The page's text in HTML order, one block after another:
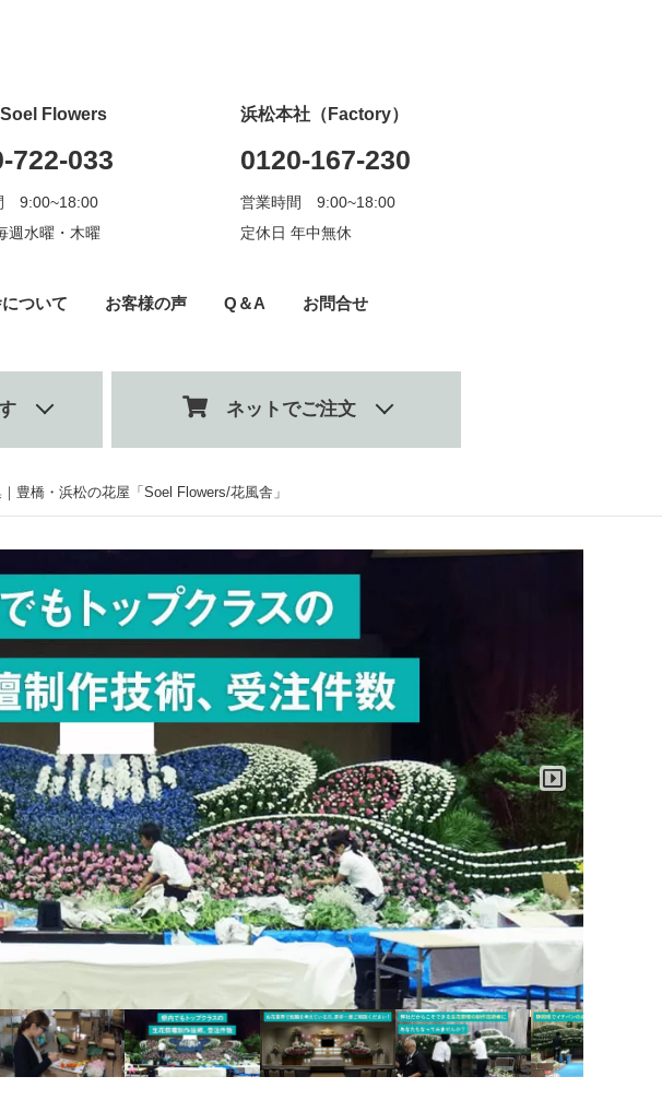
Flowers
722-033
9:00~18:00
週水曜・木曜
浜松本社（Factory）
0120-167-230
営業時間 9:00~18:00
定休日 年中無休
ついて お客様の声 Q＆A お問合せ
ネットでご注文
豊橋・浜松の花屋「Soel Flowers/花風舎」